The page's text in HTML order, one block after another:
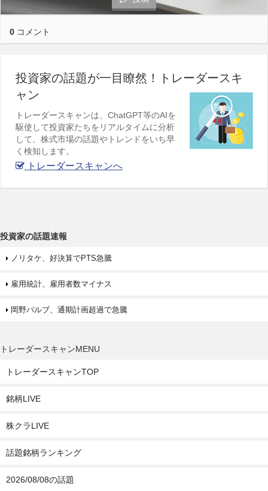
0 コメント
投資家の話題が一目瞭然！トレーダースキ
ャン
トレーダースキャンは、ChatGPT等のAIを
駆使して投資家たちをリアルタイムに分析
して、株式市場の話題やトレンドをいち早
く検知します。
トレーダースキャンへ
投資家の話題速報
ノリタケ、好決算でPTS急騰
雇用統計、雇用者数マイナス
岡野バルブ、通期計画超過で急騰
トレーダースキャンMENU
トレーダースキャンTOP
銘柄LIVE
株クラLIVE
話題銘柄ランキング
2026/08/08の話題